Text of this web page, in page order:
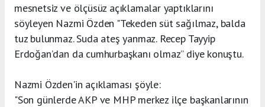
mesnetsiz ve ölçüsüz açıklamalar yaptıklarını
söyleyen Nazmi Özden "Tekeden süt sağılmaz, balda
tuz bulunmaz. Suda ateş yanmaz. Recep Tayyip
Erdoğan’dan da cumhurbaşkanı olmaz” diye konuştu.
Nazmi Özden'in açıklaması şöyle:
"Son günlerde AKP ve MHP merkez ilçe başkanlarının